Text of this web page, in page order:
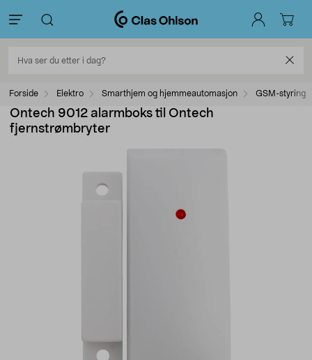
Forside Elektro Smarthjem og hjemmeautomasjon GSM-styring
Ontech 9012 alarmboks til Ontech
fjernstrømbryter